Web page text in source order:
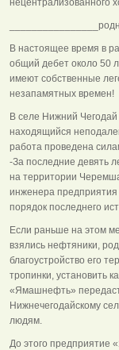
нецентрализованного
В настоящее время в
общий дебет около 50
имеют собственные
незапамятных времен!
В селе Нижний
находящийся
работа проведена
-За последние девять
на территории
инженера
порядок последнего
Если раньше на этом
взялись нефтяники,
благоустройство его
тропинки, установить
«Ямашнефть»
Нижнечегодайскому
людям.
До этого предприятие